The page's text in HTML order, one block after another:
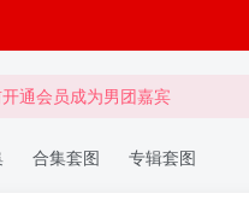
开通会员成为男团嘉宾
合集套图 专辑套图